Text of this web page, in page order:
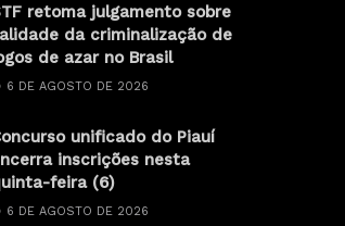
retoma julgamento sobre
da criminalização de
de azar no Brasil
6 DE AGOSTO DE 2026
unificado do Piauí
inscrições nesta
feira (6)
6 DE AGOSTO DE 2026